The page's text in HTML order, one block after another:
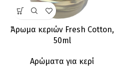
Άρωμα κεριών Fresh Cotton,
50ml
Αρώματα για κερί